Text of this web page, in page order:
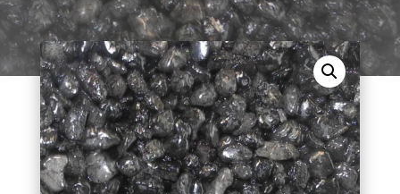
Steingranulat N 1002 (graphitschwarz).
Epoxidharzgebunder Kiesel, für den Indoor- und